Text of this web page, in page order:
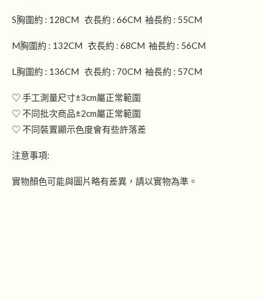
S胸圍約 : 128CM 衣長約 : 66CM 袖長約 : 55CM
M胸圍約 : 132CM 衣長約 : 68CM 袖長約 : 56CM
L胸圍約 : 136CM 衣長約 : 70CM 袖長約 : 57CM
♡ 手工測量尺寸±3cm屬正常範圍
♡ 不同批次商品±2cm屬正常範圍
♡ 不同裝置顯示色度會有些許落差
注意事項:
實物顏色可能與圖片略有差異，請以實物為準。